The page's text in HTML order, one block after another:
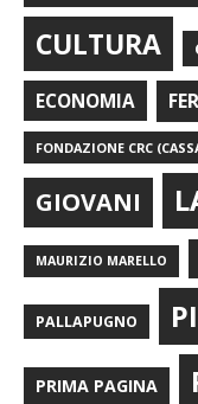
CULTURA
ECONOMIA
FONDAZIONE CRC
GIOVANI
MAURIZIO MARELLO
PALLAPUGNO
PRIMA PAGINA